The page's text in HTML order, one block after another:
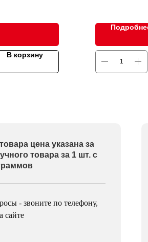
В корзину
цена указана за
товара за 1 шт. с
- звоните по телефону,
сайте